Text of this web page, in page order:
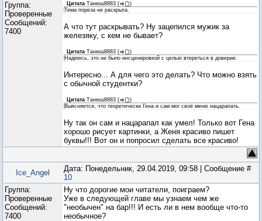
Группа:
Проверенные
Сообщений:
7400
Цитата Танюш8883 (
)
Тема пореза не раскрыта.
А что тут раскрывать? Ну зацепился мужик за
железяку, с кем не бывает?
Цитата Танюш8883 (
)
Надеюсь, это не было инсценировкой с целью втереться в доверие.
Интересно... А для чего это делать? Что можно взять
с обычной студентки?
Цитата Танюш8883 (
)
Выясняется, что теоретически Гена и сам мог своё меню нацарапать.
Ну так он сам и нацарапал как умел! Только вот Гена
хорошо рисует картинки, а Женя красиво пишет
буквы!!! Вот он и попросил сделать все красиво!
Ice_Angel
Дата: Понедельник, 29.04.2019, 09:58 | Сообщение #
10
Группа:
Проверенные
Сообщений:
7400
Ну что дорогие мои читатели, поиграем?
Уже в следующей главе мы узнаем чем же
"необычен" на бар!!! И есть ли в нем вообще что-то
необычное?